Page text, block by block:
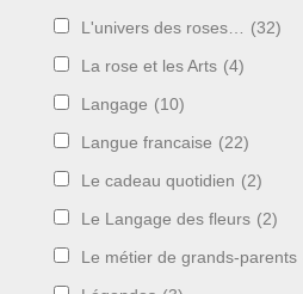
L'univers des roses… (32)
La rose et les Arts (4)
Langage (10)
Langue francaise (22)
Le cadeau quotidien (2)
Le Langage des fleurs (2)
Le métier de grands-parents